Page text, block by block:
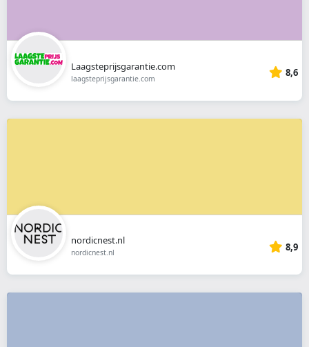
Laagsteprijsgarantie.com
laagsteprijsgarantie.com 8,6
nordicnest.nl
nordicnest.nl 8,9